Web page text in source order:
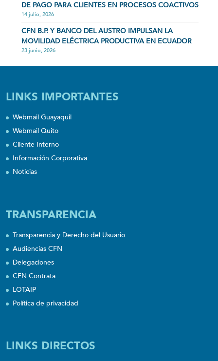
DE PAGO PARA CLIENTES EN PROCESOS COACTIVOS
14 julio, 2026
CFN B.P. Y BANCO DEL AUSTRO IMPULSAN LA
MOVILIDAD ELÉCTRICA PRODUCTIVA EN ECUADOR
23 junio, 2026
LINKS IMPORTANTES
Webmail Guayaquil
Webmail Quito
Cliente Interno
Información Corporativa
Noticias
TRANSPARENCIA
Transparencia y Derecho del Usuario
Audiencias CFN
Delegaciones
CFN Contrata
LOTAIP
Política de privacidad
LINKS DIRECTOS